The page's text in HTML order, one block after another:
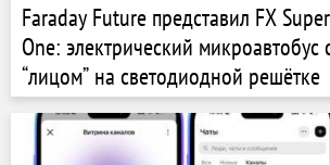
Faraday Future представил FX Super
One: электрический микроавтобус
“лицом” на светодиодной решётке